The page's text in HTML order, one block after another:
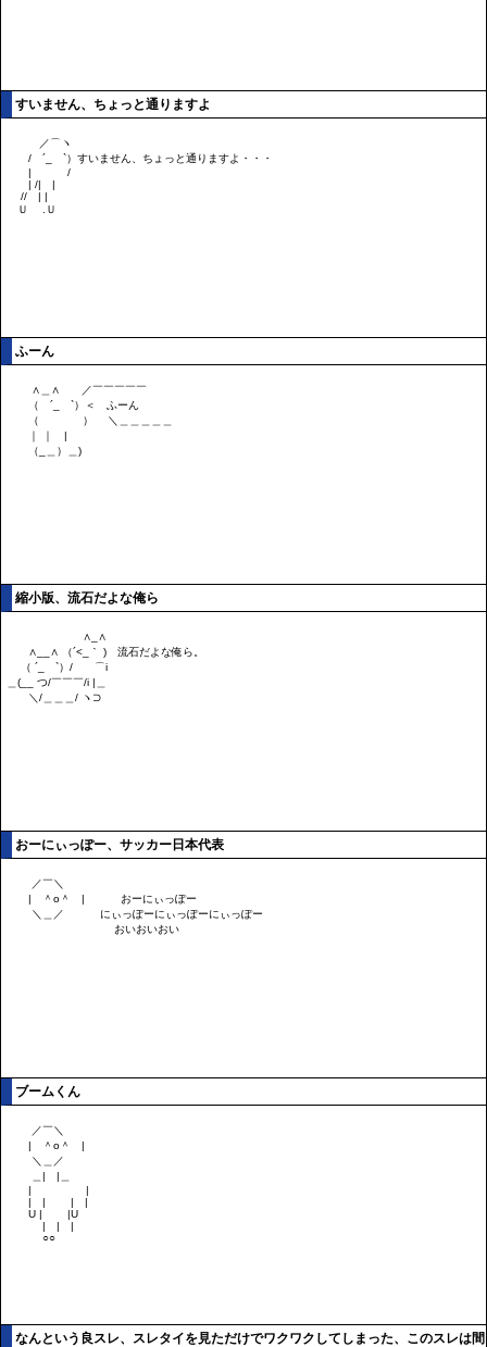
すいません、ちょっと通りますよ
ふーん
縮小版、流石だよな俺ら
おーにぃっぽー、サッカー日本代表
ブームくん
なんという良スレ、スレタイを見ただけでワクワクしてしまった、このスレは間